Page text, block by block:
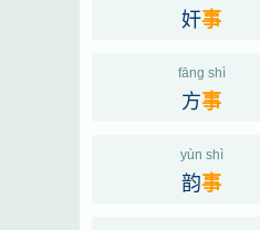
奸事
fāng shì
方事
yùn shì
韵事